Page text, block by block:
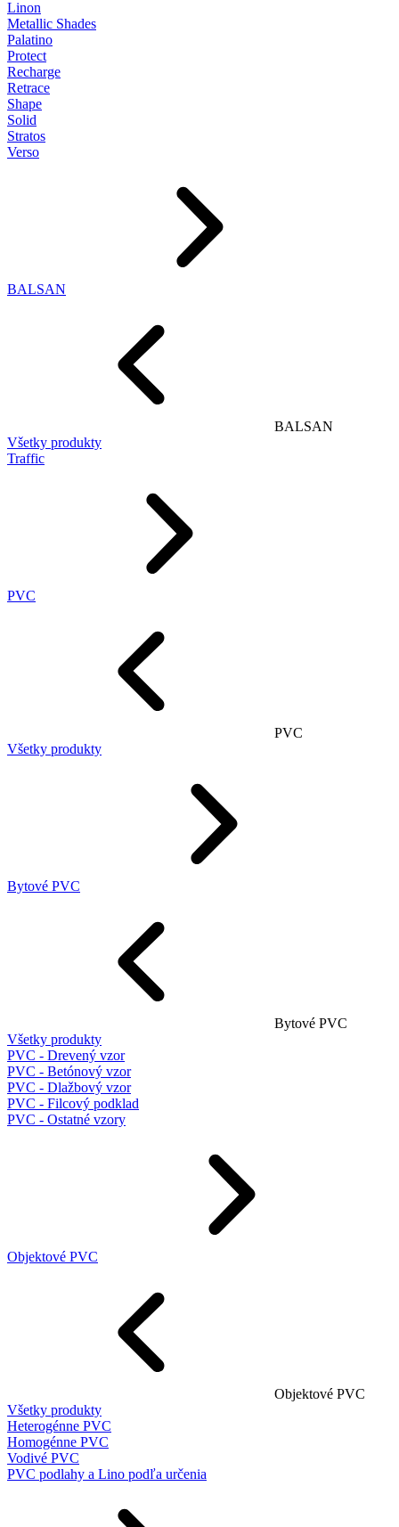
Linon
Metallic Shades
Palatino
Protect
Recharge
Retrace
Shape
Solid
Stratos
Verso
BALSAN
BALSAN
Všetky produkty
Traffic
PVC
PVC
Všetky produkty
Bytové PVC
Bytové PVC
Všetky produkty
PVC - Drevený vzor
PVC - Betónový vzor
PVC - Dlažbový vzor
PVC - Filcový podklad
PVC - Ostatné vzory
Objektové PVC
Objektové PVC
Všetky produkty
Heterogénne PVC
Homogénne PVC
Vodivé PVC
PVC podlahy a Lino podľa určenia